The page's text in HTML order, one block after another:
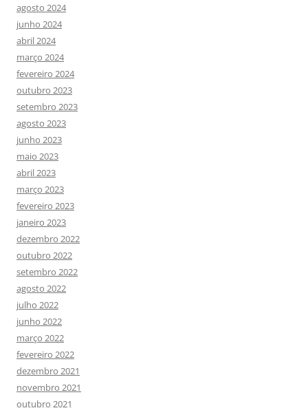
agosto 2024
junho 2024
abril 2024
março 2024
fevereiro 2024
outubro 2023
setembro 2023
agosto 2023
junho 2023
maio 2023
abril 2023
março 2023
fevereiro 2023
janeiro 2023
dezembro 2022
outubro 2022
setembro 2022
agosto 2022
julho 2022
junho 2022
março 2022
fevereiro 2022
dezembro 2021
novembro 2021
outubro 2021